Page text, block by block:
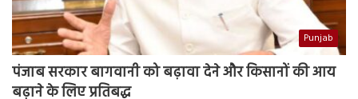
Punjab
पंजाब सरकार बागवानी को बढ़ावा देने और किसानों की आय
बढ़ाने के लिए प्रतिबद्ध